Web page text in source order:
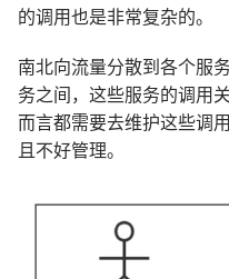
的调用也是非常复杂的。
南北向流量分散到各个服
务之间，这些服务的调用
而言都需要去维护这些调
且不好管理。